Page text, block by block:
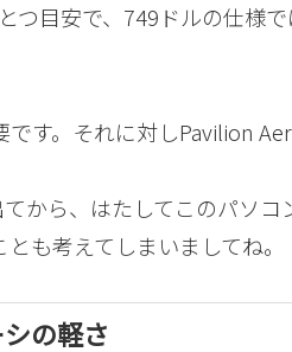
つ目安で、749ドルの仕様
す。それに対しPavilion
てから、はたしてこのパソ
も考えてしまいましてね。
の軽さ